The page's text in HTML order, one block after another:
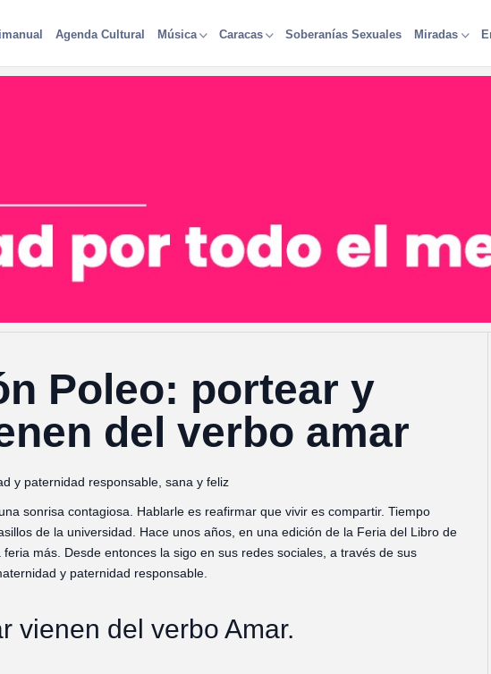
Agenda Cultural Música Caracas Soberanías Sexuales Miradas
Poleo: portear y
del verbo amar
y paternidad responsable, sana y feliz
sonrisa contagiosa. Hablarle es reafirmar que vivir es compartir. Tiempo
de la universidad. Hace unos años, en una edición de la Feria del Libro de
más. Desde entonces la sigo en sus redes sociales, a través de sus
y paternidad responsable.
vienen del verbo Amar.